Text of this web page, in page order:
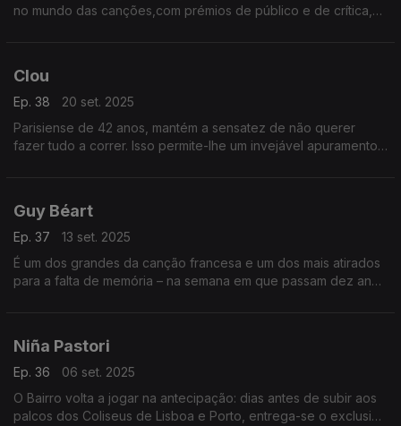
no mundo das canções,com prémios de público e de crítica,
Clou
Ep. 38
20 set. 2025
Parisiense de 42 anos, mantém a sensatez de não querer
fazer tudo a correr. Isso permite-lhe um invejável apuramento
Guy Béart
Ep. 37
13 set. 2025
É um dos grandes da canção francesa e um dos mais atirados
para a falta de memória – na semana em que passam dez anos
Niña Pastori
Ep. 36
06 set. 2025
O Bairro volta a jogar na antecipação: dias antes de subir aos
palcos dos Coliseus de Lisboa e Porto, entrega-se o exclusivo